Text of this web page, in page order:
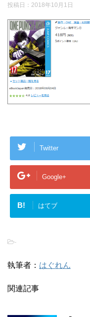
投稿日： 2018年10月1日
Twitter
Google+
B! はてブ
-
執筆者： はぐれん
関連記事